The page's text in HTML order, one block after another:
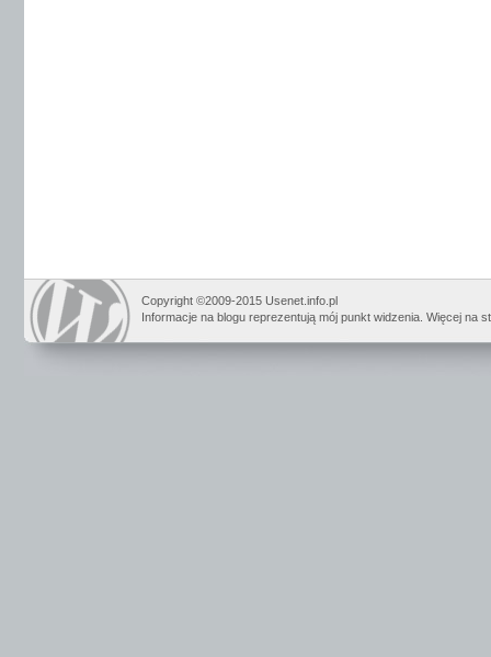
Copyright ©2009-2015 Usenet.info.pl
Informacje na blogu reprezentują mój punkt widzenia. Więcej na